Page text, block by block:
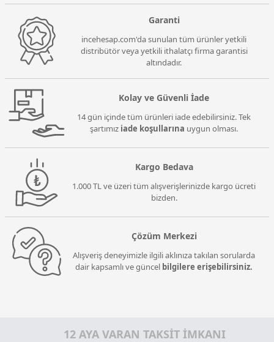
Garanti
incehesap.com'da sunulan tüm ürünler yetkili
distribütör veya yetkili ithalatçı firma garantisi
altındadır.
Kolay ve Güvenli İade
14 gün içinde tüm ürünleri iade edebilirsiniz. Tek
şartımız iade koşullarına uygun olması.
Kargo Bedava
1.000 TL ve üzeri tüm alışverişlerinizde kargo ücreti
bizden.
Çözüm Merkezi
Alışveriş deneyimizle ilgili aklınıza takılan sorularda
dair kapsamlı ve güncel bilgilere erişebilirsiniz.
12 AYA VARAN TAKSİT İMKANI